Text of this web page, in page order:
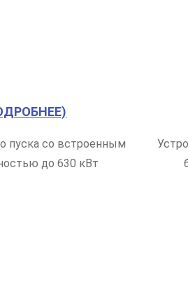
пуска со встроенным
до 630 кВт